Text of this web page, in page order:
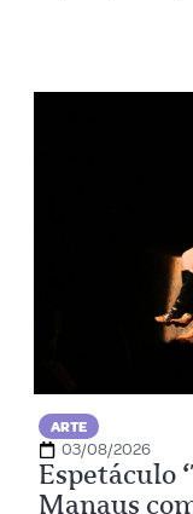
ARTE
03/08/2026
Espetáculo
Manaus